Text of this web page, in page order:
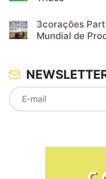
3corações
Mundial de